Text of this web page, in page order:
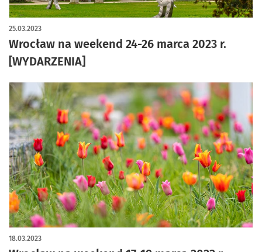
Wrocław na weekend 24-26 marca 2023 r.
[WYDARZENIA]
25.03.2023
18.03.2023